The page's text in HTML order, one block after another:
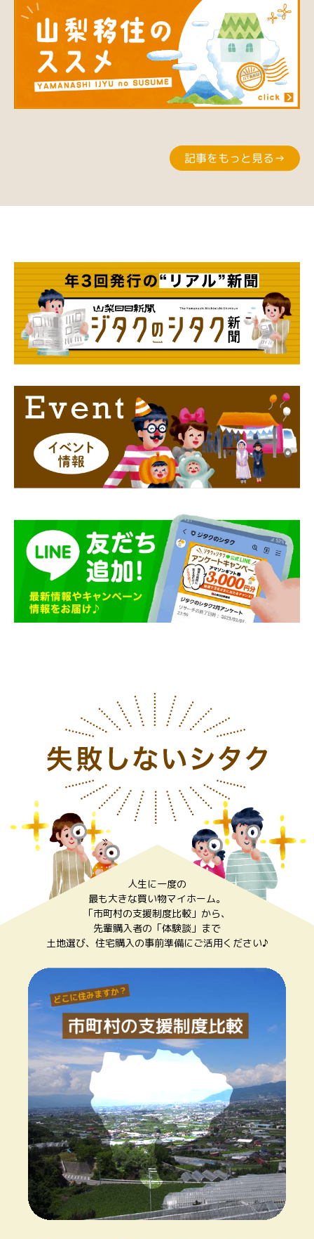
記事をもっと見る→
人生に一度の
最も大きな買い物マイホーム。
「市町村の支援制度比較」から、
先輩購入者の「体験談」まで
土地選び、住宅購入の事前準備にご活用ください♪